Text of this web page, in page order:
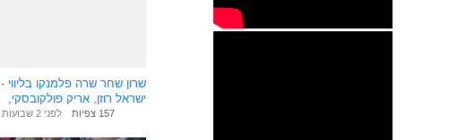
הזמר
שרון שחר שרה פלמנקו בליווי -
ישראל רוזן, אריק פולקובסקי,
אורי הרפז, חן בניאן.
157 צפיות לפני 2 שבועות